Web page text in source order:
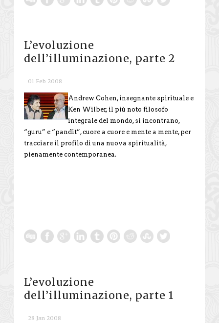
L’evoluzione
dell’illuminazione, parte 2
01 Feb 2008
Andrew Cohen, insegnante spirituale e
Ken Wilber, il più noto filosofo
integrale del mondo, si incontrano,
“guru” e “pandit”, cuore a cuore e mente a mente, per
tracciare il profilo di una nuova spiritualità,
pienamente contemporanea.
L’evoluzione
dell’illuminazione, parte 1
28 Jan 2008